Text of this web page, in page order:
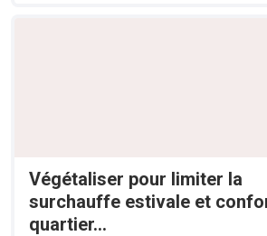
Végétaliser pour limiter la
surchauffe estivale et
quartier...